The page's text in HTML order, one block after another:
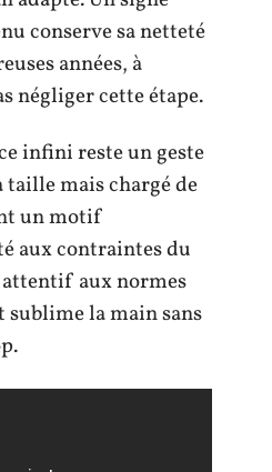
conserve sa netteté
années, à
négliger cette étape.
infini reste un geste
mais chargé de
un motif
aux contraintes du
aux normes
sublime la main sans